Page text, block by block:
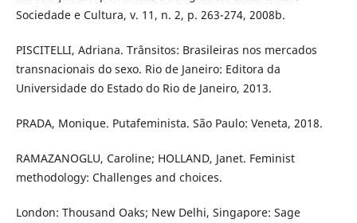
Sociedade e Cultura, v. 11, n. 2, p. 263-274, 2008b.
PISCITELLI, Adriana. Trânsitos: Brasileiras nos mercados
transnacionais do sexo. Rio de Janeiro: Editora da
Universidade do Estado do Rio de Janeiro, 2013.
PRADA, Monique. Putafeminista. São Paulo: Veneta, 2018.
RAMAZANOGLU, Caroline; HOLLAND, Janet. Feminist
methodology: Challenges and choices.
London: Thousand Oaks; New Delhi, Singapore: Sage